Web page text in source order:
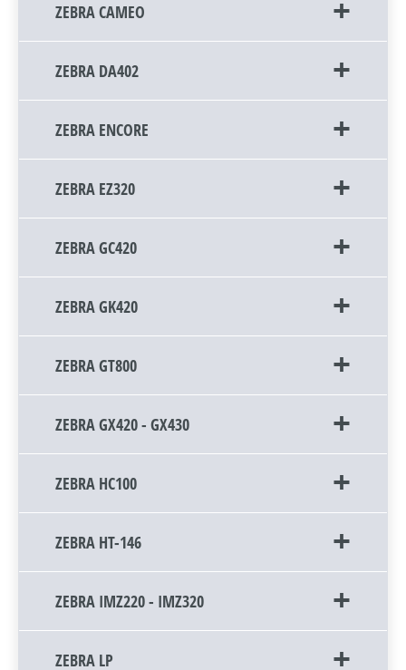
ZEBRA CAMEO
ZEBRA DA402
ZEBRA ENCORE
ZEBRA EZ320
ZEBRA GC420
ZEBRA GK420
ZEBRA GT800
ZEBRA GX420 - GX430
ZEBRA HC100
ZEBRA HT-146
ZEBRA IMZ220 - IMZ320
ZEBRA LP